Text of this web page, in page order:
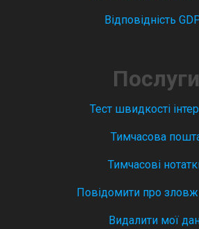
Відповідність
Послуги
Тест швидкості
Тимчасова
Тимчасові
Повідомити про
Видалити мої